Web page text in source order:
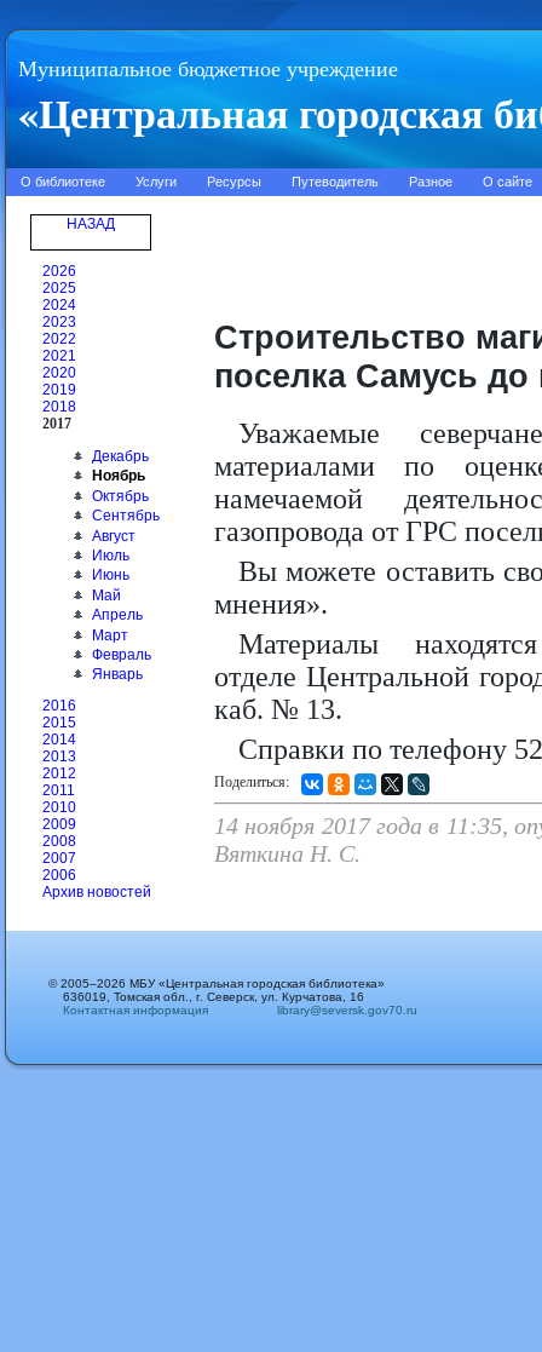
Муниципальное бюджетное учреждение
«Центральная городская
О библиотеке Услуги Ресурсы Путеводитель Разное О сайте
НАЗАД
2026
2025
2024
2023
2022
2021
2020
2019
2018
2017
Декабрь
Ноябрь
Октябрь
Сентябрь
Август
Июль
Июнь
Май
Апрель
Март
Февраль
Январь
2016
2015
2014
2013
2012
2011
2010
2009
2008
2007
2006
Архив новостей
Строительство
поселка Самусь до
Уважаемые
материалами по
намечаемой
газопровода от ГРС
Вы можете оставить
мнения».
Материалы
отделе Центральной
каб. № 13.
Справки по телефону
Поделиться:
14 ноября 2017 года в 11:35,
Вяткина Н. С.
© 2005–2026 МБУ «Центральная городская библиотека»
636019, Томская обл., г. Северск, ул. Курчатова, 16
Контактная информация
library@seversk.gov70.ru